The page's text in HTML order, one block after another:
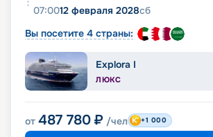
07:0012 февраля 2028сб
Вы посетите 4 страны:
Explora I
ЛЮКС
от 487 780 ₽ /чел +1 000